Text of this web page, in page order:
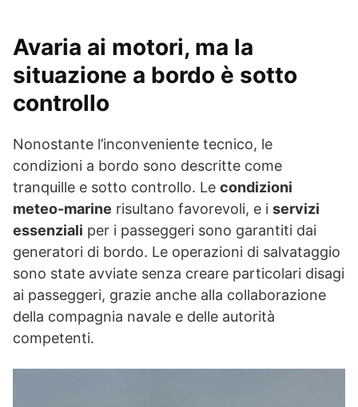
Avaria ai motori, ma la
situazione a bordo è sotto
controllo
Nonostante l’inconveniente tecnico, le
condizioni a bordo sono descritte come
tranquille e sotto controllo. Le condizioni
meteo-marine risultano favorevoli, e i servizi
essenziali per i passeggeri sono garantiti dai
generatori di bordo. Le operazioni di salvataggio
sono state avviate senza creare particolari disagi
ai passeggeri, grazie anche alla collaborazione
della compagnia navale e delle autorità
competenti.